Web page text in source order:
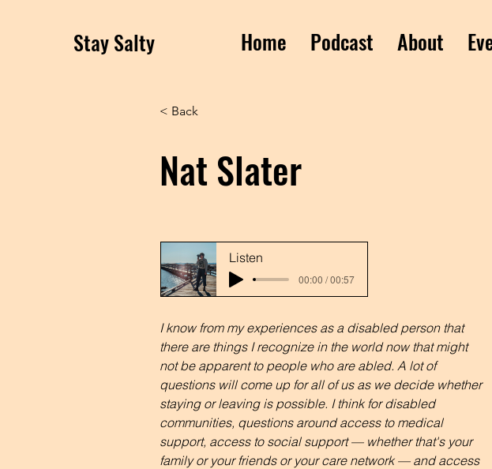
Stay Salty Home Podcast About
< Back
Nat Slater
Listen
00:00 / 00:57
I know from my experiences as a disabled person that
there are things I recognize in the world now that might
not be apparent to people who are abled. A lot of
questions will come up for all of us as we decide whether
staying or leaving is possible. I think for disabled
communities, questions around access to medical
support, access to social support — whether that's your
family or your friends or your care network — and access